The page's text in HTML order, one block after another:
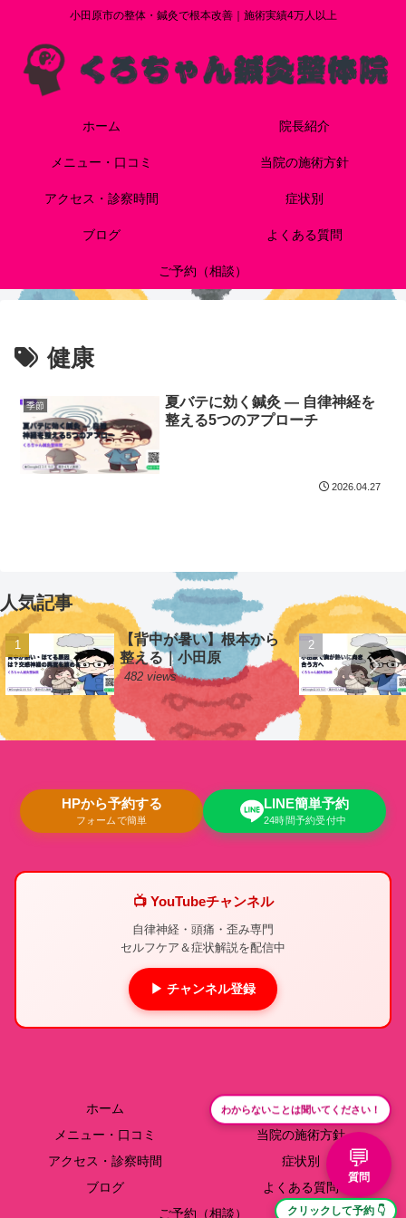
小田原市の整体・鍼灸で根本改善｜施術実績4万人以上
ホーム 院長紹介
メニュー・口コミ 当院の施術方針
アクセス・診察時間 症状別
ブログ よくある質問
ご予約（相談）
健康
季節
夏バテに効く鍼灸 — 自律神経を
整える5つのアプローチ
2026.04.27
人気記事
【背中が暑い】根本から
整える｜小田原
482 views
HPから予約する
フォームで簡単
LINE簡単予約
24時間予約受付中
📺 YouTubeチャンネル
自律神経・頭痛・歪み専門
セルフケア＆症状解説を配信中
▶ チャンネル登録
ホーム
院長紹介
メニュー・口コミ
当院の施術方針
アクセス・診察時間
症状別
ブログ
よくある質問
ご予約（相談）
わからないことは聞いてください！
💬
質問
クリックして予約 👇